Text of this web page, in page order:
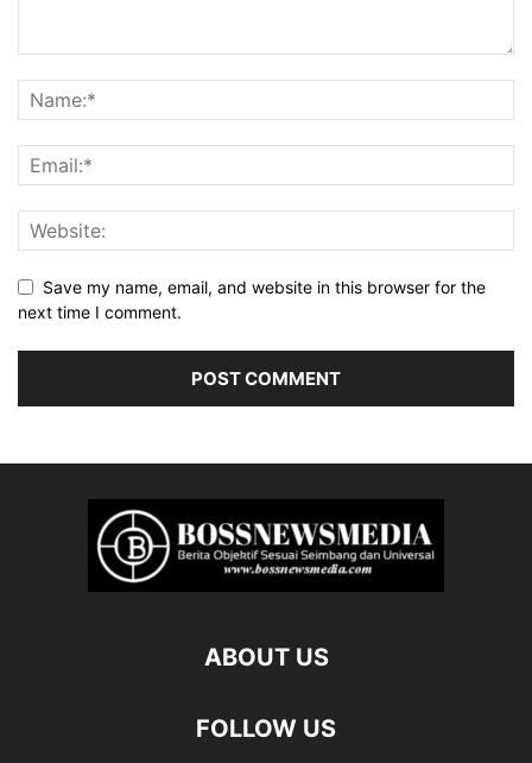
Save my name, email, and website in this browser for the
next time I comment.
ABOUT US
FOLLOW US